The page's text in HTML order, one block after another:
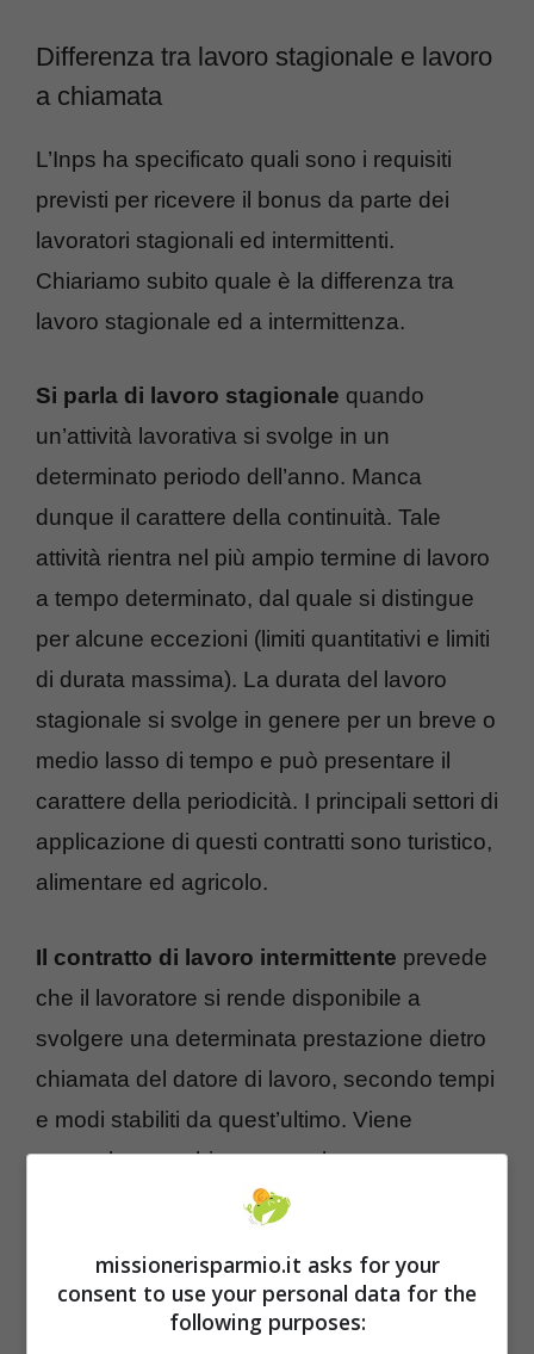
Differenza tra lavoro stagionale e lavoro
a chiamata
L’Inps ha specificato quali sono i requisiti
previsti per ricevere il bonus da parte dei
lavoratori stagionali ed intermittenti.
Chiariamo subito quale è la differenza tra
lavoro stagionale ed a intermittenza.
Si parla di lavoro stagionale quando
un’attività lavorativa si svolge in un
determinato periodo dell’anno. Manca
dunque il carattere della continuità. Tale
attività rientra nel più ampio termine di lavoro
a tempo determinato, dal quale si distingue
per alcune eccezioni (limiti quantitativi e limiti
di durata massima). La durata del lavoro
stagionale si svolge in genere per un breve o
medio lasso di tempo e può presentare il
carattere della periodicità. I principali settori di
applicazione di questi contratti sono turistico,
alimentare ed agricolo.
Il contratto di lavoro intermittente prevede
che il lavoratore si rende disponibile a
svolgere una determinata prestazione dietro
chiamata del datore di lavoro, secondo tempi
e modi stabiliti da quest’ultimo. Viene
generalmente chiamato anche contratto a
missionerisparmio.it asks for your
consent to use your personal data for the
following purposes: